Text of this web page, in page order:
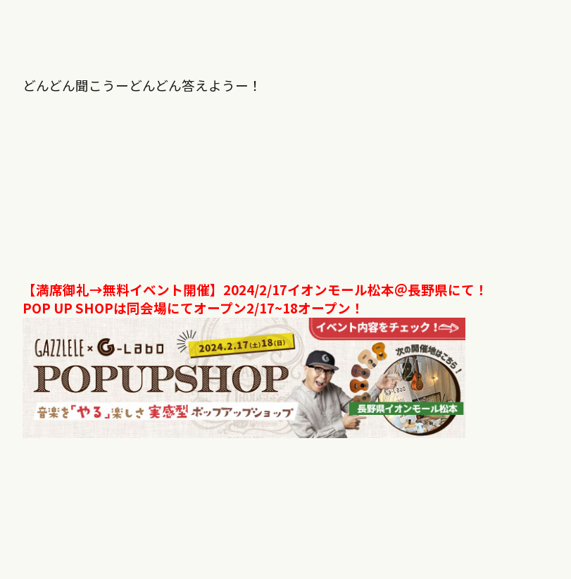
どんどん聞こうーどんどん答えようー！
【満席御礼→無料イベント開催】 2024/2/17イオンモール松本＠長野県にて！
POP UP SHOPは同会場にてオープン2/17~18オープン！